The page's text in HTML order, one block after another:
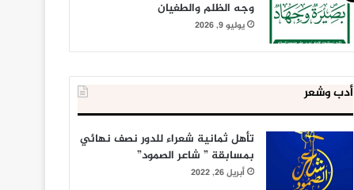
وجه الظلم والطغيان
يوليو 9, 2026
أدب وشعر
تأهل ثمانية شعراء للدور نصف نهائي
بمسابقة ” شاعر الصمود”
أبريل 26, 2022